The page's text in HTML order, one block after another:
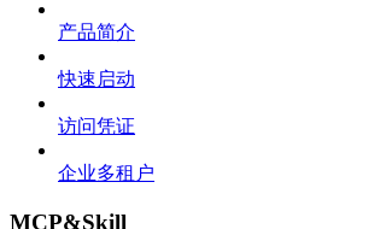
产品简介
快速启动
访问凭证
企业多租户
MCP&Skill